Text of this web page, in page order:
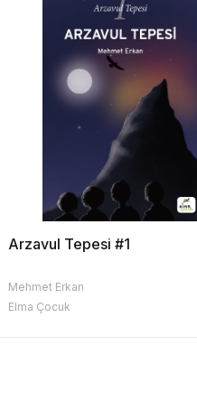
Arzavul Tepesi #1
Mehmet Erkan
Elma Çocuk